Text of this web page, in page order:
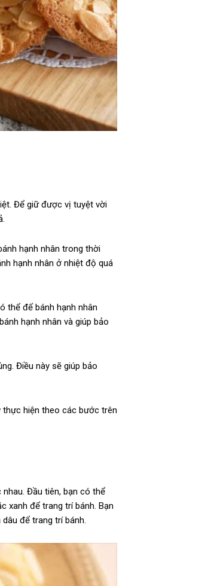
Để giữ được vị tuyệt vời
hạnh nhân trong thời
hạnh nhân ở nhiệt độ quá
thể để bánh hạnh nhân
hạnh nhân và giúp bảo
Điều này sẽ giúp bảo
thực hiện theo các bước trên
Đầu tiên, bạn có thể
xanh để trang trí bánh. Bạn
để trang trí bánh.